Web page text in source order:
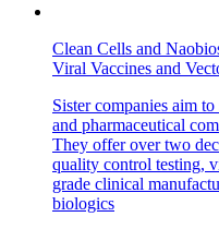
Clean Cells and
Viral Vaccines and
Sister companies aim
and pharmaceutical
They offer over two
quality control testing,
grade clinical
biologics